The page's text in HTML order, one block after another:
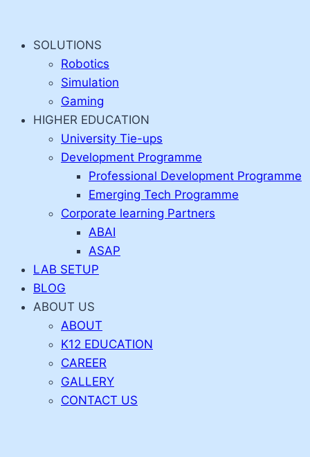
contentSOLUTIONS
Robotics
Simulation
Gaming
HIGHER EDUCATION
University Tie-ups
Development Programme
Professional Development Programme
Emerging Tech Programme
Corporate learning Partners
ABAI
ASAP
LAB SETUP
BLOG
ABOUT US
ABOUT
K12 EDUCATION
CAREER
GALLERY
CONTACT US